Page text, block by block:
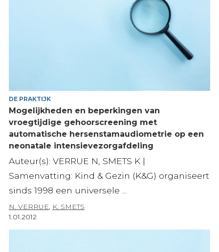
DE PRAKTIJK
Mogelijkheden en beperkingen van
vroegtijdige gehoorscreening met
automatische hersenstamaudiometrie op een
neonatale intensievezorgafdeling
Auteur(s): VERRUE N, SMETS K |
Samenvatting: Kind & Gezin (K&G) organiseert
sinds 1998 een universele ...
N. VERRUE, K. SMETS
1.01.2012